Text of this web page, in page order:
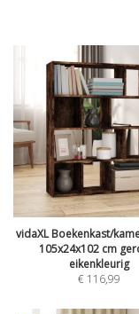
vidaXL Boekenkast/
105x24x102 cm
eikenkleurig
€ 116,99